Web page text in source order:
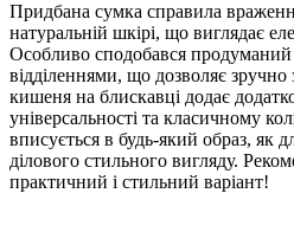
Придбана сумка справила
натуральній шкірі, що виглядає
Особливо сподобався продуманий
відділеннями, що дозволяє зручно
кишеня на блискавці додає
універсальності та класичному
вписується в будь-який образ, як
ділового стильного вигляду.
практичний і стильний варіант!